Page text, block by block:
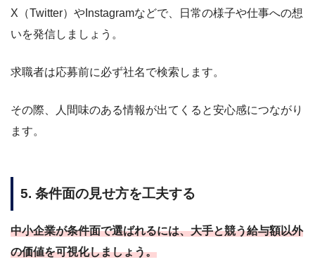
X（Twitter）やInstagramなどで、日常の様子や仕事への想
いを発信しましょう。
求職者は応募前に必ず社名で検索します。
その際、人間味のある情報が出てくると安心感につながり
ます。
5. 条件面の見せ方を工夫する
中小企業が条件面で選ばれるには、大手と競う給与額以外
の価値を可視化しましょう。